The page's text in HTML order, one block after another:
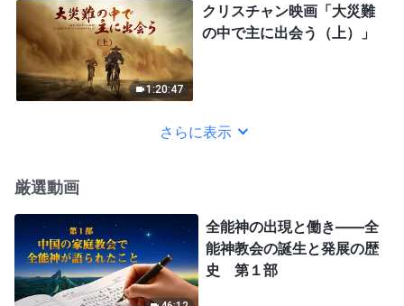
1:20:47
クリスチャン映画「大災難
の中で主に出会う（上）」
さらに表示
厳選動画
全能神の出現と働き——全
能神教会の誕生と発展の歴
史 第１部